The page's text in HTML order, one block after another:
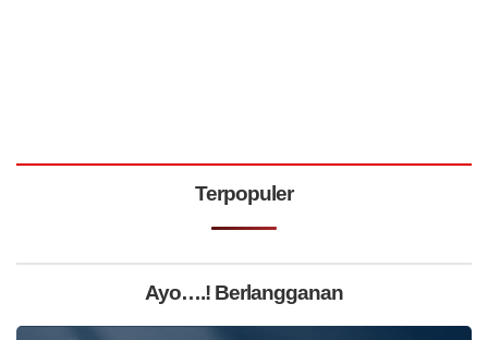
Terpopuler
Ayo….! Berlangganan